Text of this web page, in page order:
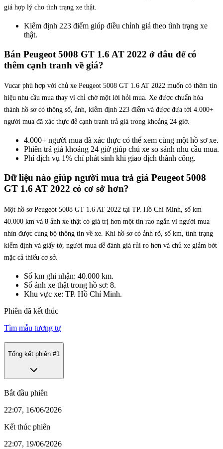
giá hợp lý cho tình trạng xe thật.
Kiểm định 223 điểm giúp điều chỉnh giá theo tình trạng xe
thật.
Bán Peugeot 5008 GT 1.6 AT 2022 ở đâu để có
thêm cạnh tranh về giá?
Vucar phù hợp với chủ xe Peugeot 5008 GT 1.6 AT 2022 muốn có thêm tín
hiệu nhu cầu mua thay vì chỉ chờ một lời hỏi mua. Xe được chuẩn hóa
thành hồ sơ có thông số, ảnh, kiểm định 223 điểm và được đưa tới 4.000+
người mua đã xác thực để cạnh tranh trả giá trong khoảng 24 giờ.
4.000+ người mua đã xác thực có thể xem cùng một hồ sơ xe.
Phiên trả giá khoảng 24 giờ giúp chủ xe so sánh nhu cầu mua.
Phí dịch vụ 1% chỉ phát sinh khi giao dịch thành công.
Dữ liệu nào giúp người mua trả giá Peugeot 5008
GT 1.6 AT 2022 có cơ sở hơn?
Một hồ sơ Peugeot 5008 GT 1.6 AT 2022 tại TP. Hồ Chí Minh, số km
40.000 km và 8 ảnh xe thật có giá trị hơn một tin rao ngắn vì người mua
nhìn được cùng bộ thông tin về xe. Khi hồ sơ có ảnh rõ, số km, tình trạng
kiểm định và giấy tờ, người mua dễ đánh giá rủi ro hơn và chủ xe giảm bớt
mặc cả thiếu cơ sở.
Số km ghi nhận: 40.000 km.
Số ảnh xe thật trong hồ sơ: 8.
Khu vực xe: TP. Hồ Chí Minh.
Phiên đã kết thúc
Tìm mẫu tương tự
Tổng kết phiên #1
Bắt đầu phiên
22:07, 16/06/2026
Kết thúc phiên
22:07, 19/06/2026